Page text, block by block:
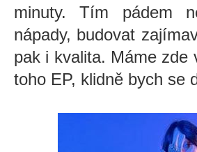
minuty. Tím pádem
nápady, budovat
pak i kvalita. Máme zde
toho EP, klidně bych se